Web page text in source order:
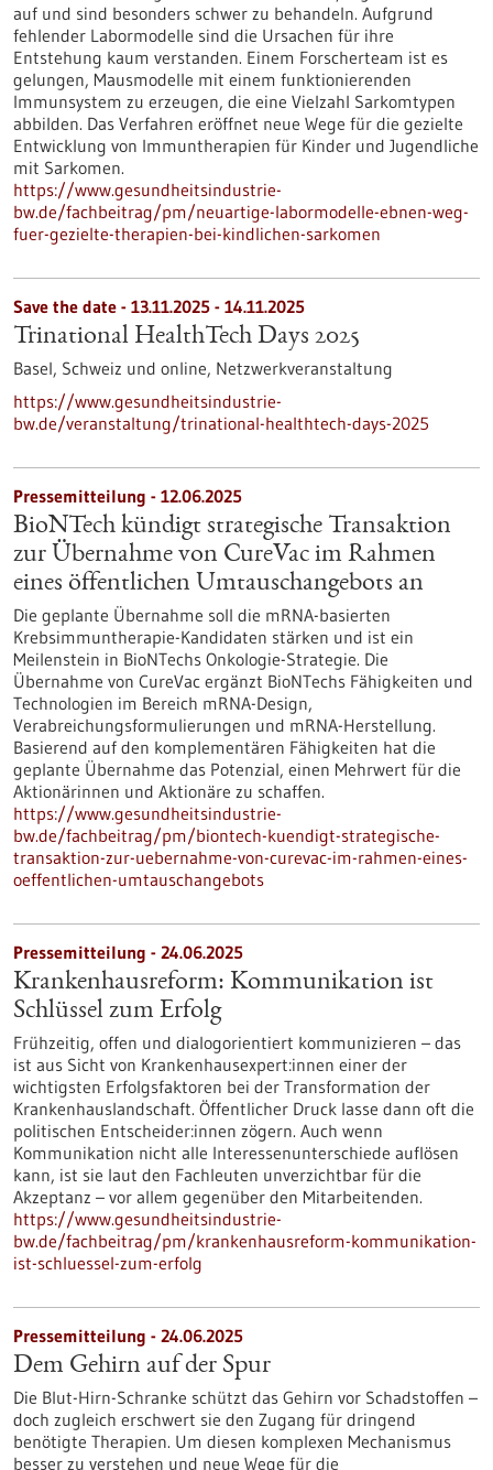
auf und sind besonders schwer zu behandeln. Aufgrund
fehlender Labormodelle sind die Ursachen für ihre
Entstehung kaum verstanden. Einem Forscherteam ist es
gelungen, Mausmodelle mit einem funktionierenden
Immunsystem zu erzeugen, die eine Vielzahl Sarkomtypen
abbilden. Das Verfahren eröffnet neue Wege für die gezielte
Entwicklung von Immuntherapien für Kinder und Jugendliche
mit Sarkomen.
https://www.gesundheitsindustrie-
bw.de/fachbeitrag/pm/neuartige-labormodelle-ebnen-weg-
fuer-gezielte-therapien-bei-kindlichen-sarkomen
Save the date - 13.11.2025 - 14.11.2025
Trinational HealthTech Days 2025
Basel, Schweiz und online, Netzwerkveranstaltung
https://www.gesundheitsindustrie-
bw.de/veranstaltung/trinational-healthtech-days-2025
Pressemitteilung - 12.06.2025
BioNTech kündigt strategische Transaktion
zur Übernahme von CureVac im Rahmen
eines öffentlichen Umtauschangebots an
Die geplante Übernahme soll die mRNA-basierten
Krebsimmuntherapie-Kandidaten stärken und ist ein
Meilenstein in BioNTechs Onkologie-Strategie. Die
Übernahme von CureVac ergänzt BioNTechs Fähigkeiten und
Technologien im Bereich mRNA-Design,
Verabreichungsformulierungen und mRNA-Herstellung.
Basierend auf den komplementären Fähigkeiten hat die
geplante Übernahme das Potenzial, einen Mehrwert für die
Aktionärinnen und Aktionäre zu schaffen.
https://www.gesundheitsindustrie-
bw.de/fachbeitrag/pm/biontech-kuendigt-strategische-
transaktion-zur-uebernahme-von-curevac-im-rahmen-eines-
oeffentlichen-umtauschangebots
Pressemitteilung - 24.06.2025
Krankenhausreform: Kommunikation ist
Schlüssel zum Erfolg
Frühzeitig, offen und dialogorientiert kommunizieren – das
ist aus Sicht von Krankenhausexpert:innen einer der
wichtigsten Erfolgsfaktoren bei der Transformation der
Krankenhauslandschaft. Öffentlicher Druck lasse dann oft die
politischen Entscheider:innen zögern. Auch wenn
Kommunikation nicht alle Interessenunterschiede auflösen
kann, ist sie laut den Fachleuten unverzichtbar für die
Akzeptanz – vor allem gegenüber den Mitarbeitenden.
https://www.gesundheitsindustrie-
bw.de/fachbeitrag/pm/krankenhausreform-kommunikation-
ist-schluessel-zum-erfolg
Pressemitteilung - 24.06.2025
Dem Gehirn auf der Spur
Die Blut-Hirn-Schranke schützt das Gehirn vor Schadstoffen –
doch zugleich erschwert sie den Zugang für dringend
benötigte Therapien. Um diesen komplexen Mechanismus
besser zu verstehen und neue Wege für die